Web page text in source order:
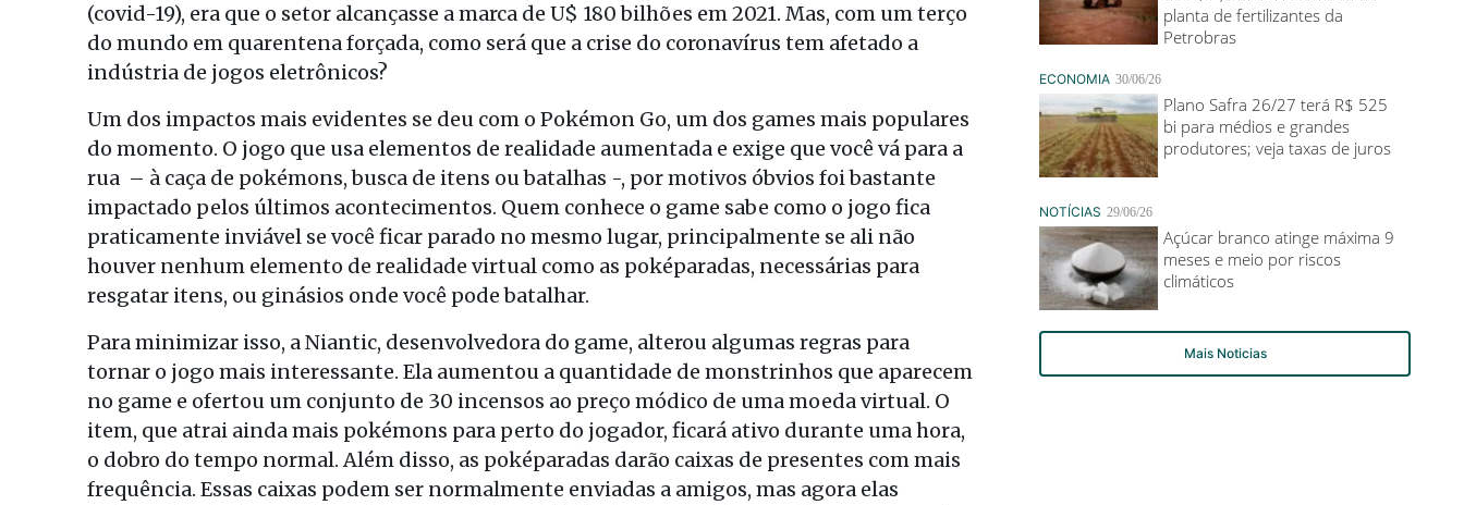
(covid-19), era que o setor alcançasse a marca de U$ 180 bilhões em 2021. Mas, com um terço
do mundo em quarentena forçada, como será que a crise do coronavírus tem afetado a
indústria de jogos eletrônicos?
Um dos impactos mais evidentes se deu com o Pokémon Go, um dos games mais populares
do momento. O jogo que usa elementos de realidade aumentada e exige que você vá para a
rua – à caça de pokémons, busca de itens ou batalhas -, por motivos óbvios foi bastante
impactado pelos últimos acontecimentos. Quem conhece o game sabe como o jogo fica
praticamente inviável se você ficar parado no mesmo lugar, principalmente se ali não
houver nenhum elemento de realidade virtual como as poképaradas, necessárias para
resgatar itens, ou ginásios onde você pode batalhar.
Para minimizar isso, a Niantic, desenvolvedora do game, alterou algumas regras para
tornar o jogo mais interessante. Ela aumentou a quantidade de monstrinhos que aparecem
no game e ofertou um conjunto de 30 incensos ao preço módico de uma moeda virtual. O
item, que atrai ainda mais pokémons para perto do jogador, ficará ativo durante uma hora,
o dobro do tempo normal. Além disso, as poképaradas darão caixas de presentes com mais
frequência. Essas caixas podem ser normalmente enviadas a amigos, mas agora elas